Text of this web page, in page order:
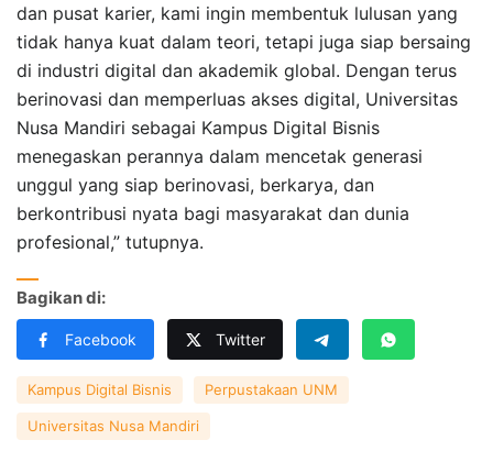
dan pusat karier, kami ingin membentuk lulusan yang
tidak hanya kuat dalam teori, tetapi juga siap bersaing
di industri digital dan akademik global. Dengan terus
berinovasi dan memperluas akses digital, Universitas
Nusa Mandiri sebagai Kampus Digital Bisnis
menegaskan perannya dalam mencetak generasi
unggul yang siap berinovasi, berkarya, dan
berkontribusi nyata bagi masyarakat dan dunia
profesional,” tutupnya.
Bagikan di:
Facebook Twitter
Kampus Digital Bisnis Perpustakaan UNM
Universitas Nusa Mandiri